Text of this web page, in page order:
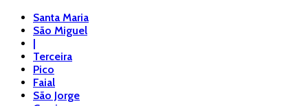
Santa Maria
São Miguel
|
Terceira
Pico
Faial
São Jorge